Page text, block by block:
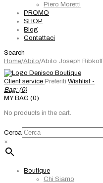
Piero Moretti
PROMO
SHOP
Blog
Contattaci
Search
Home/Abito/Abito Joseph Ribkoff
Client service Preferiti Wishlist -
Bag: (0)
MY BAG (0)
No products in the cart.
Cerca
×
Boutique
Chi Siamo